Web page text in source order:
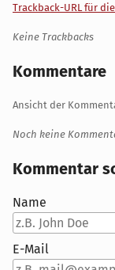
Trackback-URL für
Keine Trackbacks
Kommentare
Ansicht der
Noch keine
Kommentar
Name
E-Mail